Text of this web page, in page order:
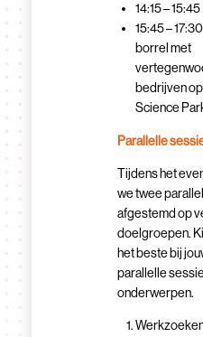
14:15 –
15:45 –
borrel met
bedrijven
Science
Parallelle
Tijdens het
we twee
afgestemd op
doelgroepen.
het beste bij
parallelle
onderwerpen.